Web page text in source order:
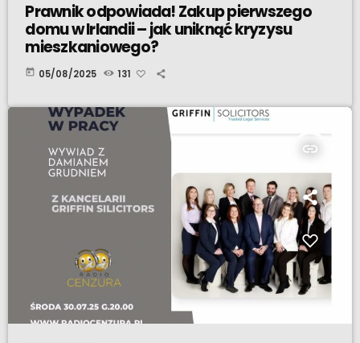
Prawnik odpowiada! Zakup pierwszego
domu w Irlandii – jak uniknąć kryzysu
mieszkaniowego?
today 05/08/2025 131
insert_link